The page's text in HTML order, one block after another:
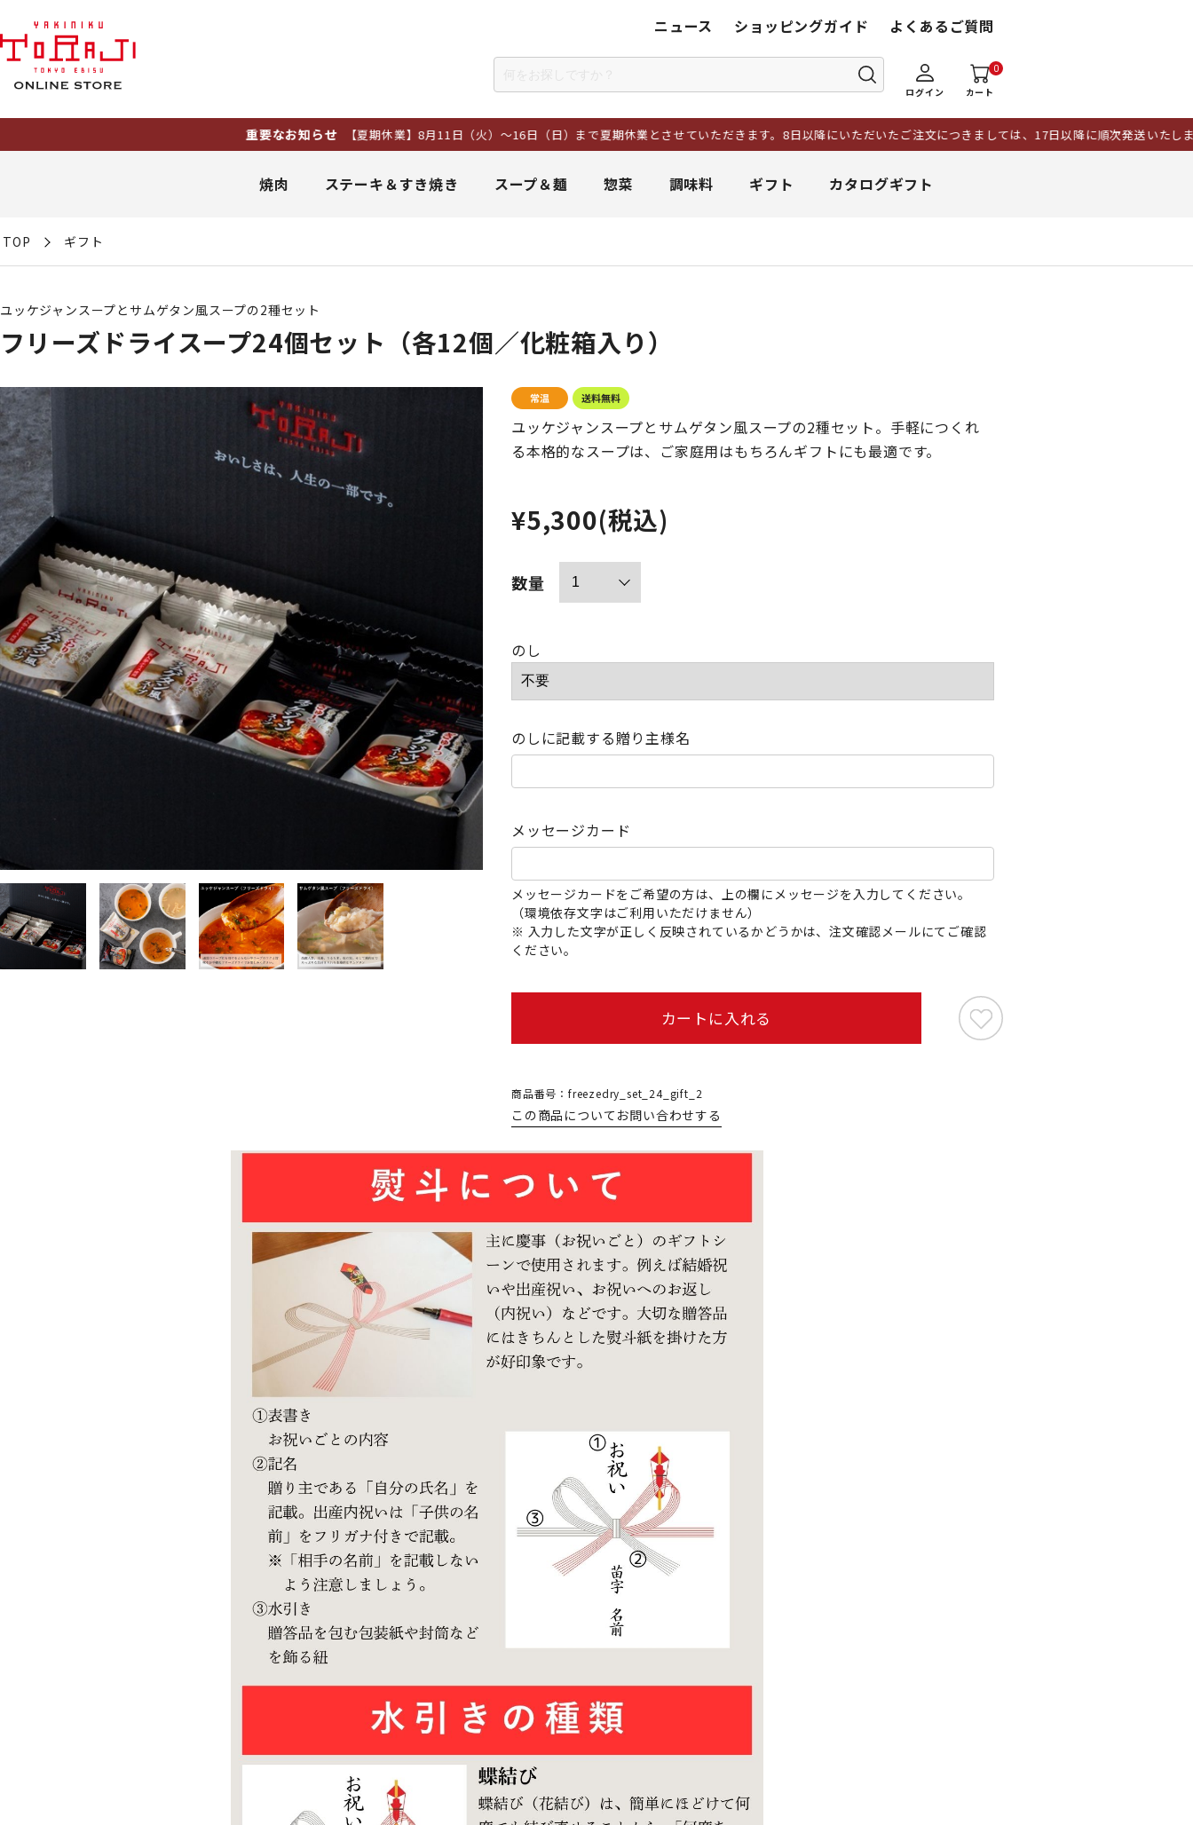
ニュース ショッピングガイド よくあるご質問
ログイン
0
カート
【夏期休業】8月11日（火）～16日（日）まで夏期休業とさせていただきます。8日以降にいただいたご注文につきましては、17日以降に順次発送いたします。また、期
焼肉 ステーキ＆すき焼き スープ＆麺 惣菜 調味料 ギフト カタログギフト
TOP ギフト
ユッケジャンスープとサムゲタン風スープの2種セット
フリーズドライスープ24個セット（各12個／化粧箱入り）
ユッケジャンスープとサムゲタン風スープの2種セット。手軽につくれ
る本格的なスープは、ご家庭用はもちろんギフトにも最適です。
¥5,300(税込)
数量
のし
のしに記載する贈り主様名
メッセージカード
メッセージカードをご希望の方は、上の欄にメッセージを入力してください。
（環境依存文字はご利用いただけません）
※ 入力した文字が正しく反映されているかどうかは、注文確認メールにてご確認
ください。
カートに入れる
商品番号：freezedry_set_24_gift_2
この商品についてお問い合わせする